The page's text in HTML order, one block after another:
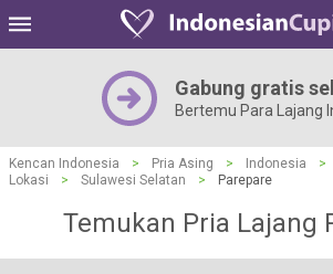
Gabung gratis
Bertemu Para Lajang
Kencan Indonesia > Pria Asing > Indonesia >
Lokasi
> Sulawesi Selatan > Parepare
Temukan Pria Lajang